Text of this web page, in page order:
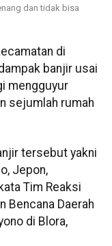
dan tidak bisa
di
banjir usai
mengguyur
sejumlah rumah
tersebut yakni
Jepon,
Tim Reaksi
Bencana Daerah
di Blora,